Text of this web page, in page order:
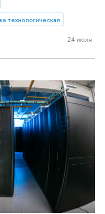
технологическая
24 июля